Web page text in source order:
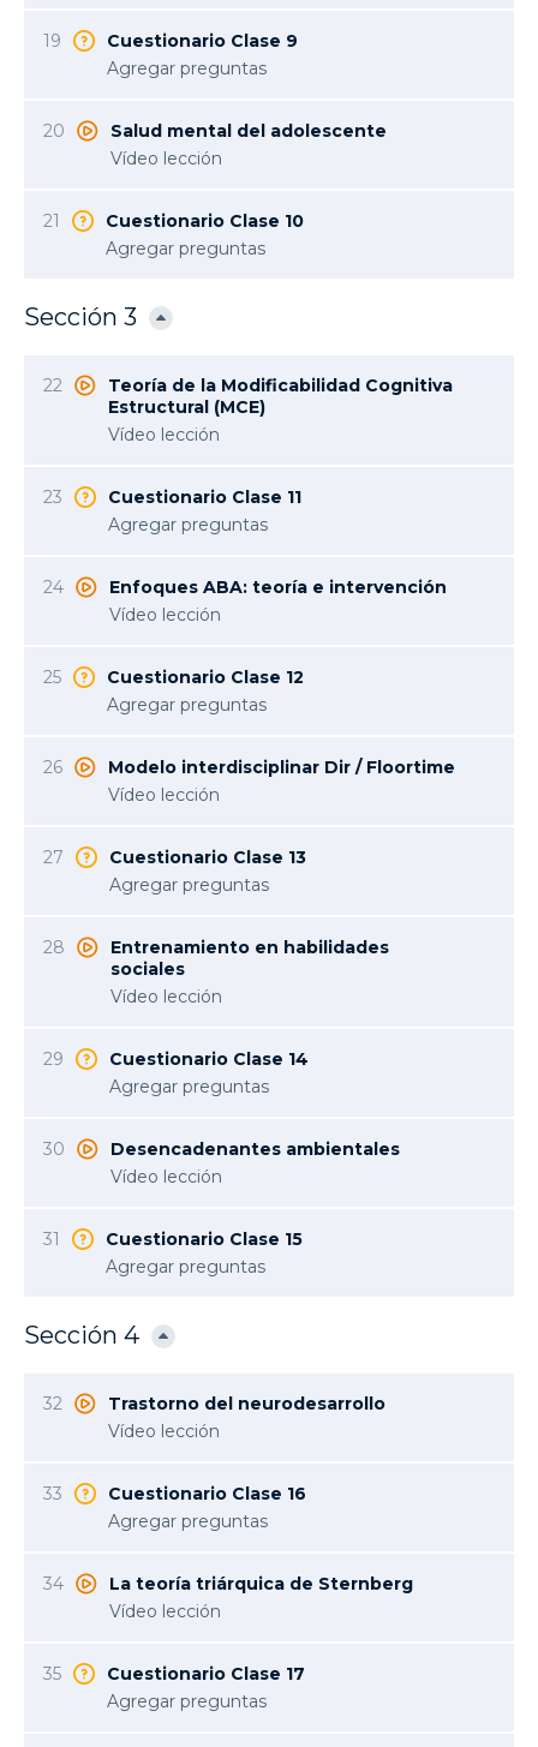
19
Cuestionario Clase 9
Agregar preguntas
20
Salud mental del adolescente
Vídeo lección
21
Cuestionario Clase 10
Agregar preguntas
Sección 3
22
Teoría de la Modificabilidad Cognitiva
Estructural (MCE)
Vídeo lección
23
Cuestionario Clase 11
Agregar preguntas
24
Enfoques ABA: teoría e intervención
Vídeo lección
25
Cuestionario Clase 12
Agregar preguntas
26
Modelo interdisciplinar Dir / Floortime
Vídeo lección
27
Cuestionario Clase 13
Agregar preguntas
28
Entrenamiento en habilidades
sociales
Vídeo lección
29
Cuestionario Clase 14
Agregar preguntas
30
Desencadenantes ambientales
Vídeo lección
31
Cuestionario Clase 15
Agregar preguntas
Sección 4
32
Trastorno del neurodesarrollo
Vídeo lección
33
Cuestionario Clase 16
Agregar preguntas
34
La teoría triárquica de Sternberg
Vídeo lección
35
Cuestionario Clase 17
Agregar preguntas